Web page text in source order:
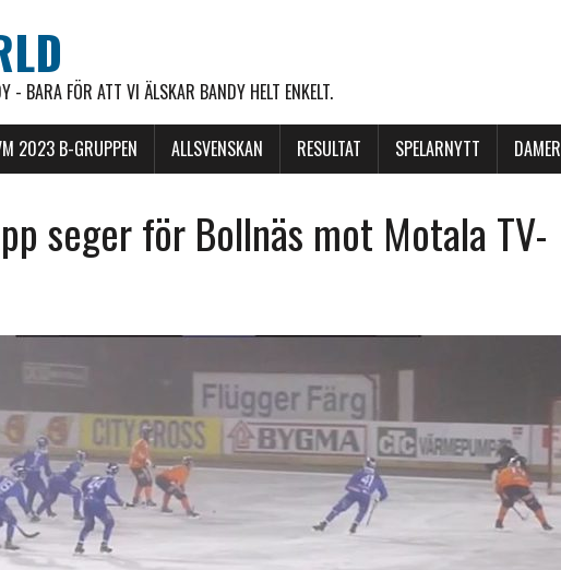
- BARA FÖR ATT VI ÄLSKAR BANDY HELT ENKELT.
2023 B-GRUPPEN ALLSVENSKAN RESULTAT SPELARNYTT DAMER
seger för Bollnäs mot Motala TV-